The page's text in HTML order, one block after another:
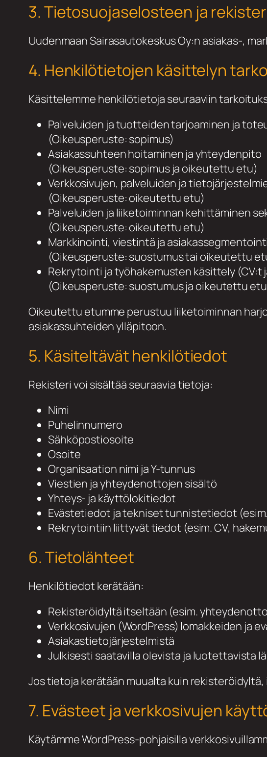
3. Tietosuojaselosteen ja
Uudenmaan Sairasautokeskus Oy:n asiakas-,
4. Henkilötietojen käsittelyn
Käsittelemme henkilötietoja seuraaviin
Palveluiden ja tuotteiden tarjoaminen ja
(Oikeusperuste: sopimus)
Asiakassuhteen hoitaminen ja yhteydenpito
(Oikeusperuste: sopimus ja oikeutettu etu)
Verkkosivujen, palveluiden ja
(Oikeusperuste: oikeutettu etu)
Palveluiden ja liiketoiminnan kehittäminen
(Oikeusperuste: oikeutettu etu)
Markkinointi, viestintä ja asiakassegmentointi
(Oikeusperuste: suostumus tai oikeutettu
Rekrytointi ja työhakemusten käsittely (CV:t
(Oikeusperuste: suostumus ja oikeutettu
Oikeutettu etumme perustuu liiketoiminnan
asiakassuhteiden ylläpitoon.
5. Käsiteltävät henkilötiedot
Rekisteri voi sisältää seuraavia tietoja:
Nimi
Puhelinnumero
Sähköpostiosoite
Osoite
Organisaation nimi ja Y-tunnus
Viestien ja yhteydenottojen sisältö
Yhteys- ja käyttölokitiedot
Evästetiedot ja tekniset tunnistetiedot
Rekrytointiin liittyvät tiedot (esim. CV,
6. Tietolähteet
Henkilötiedot kerätään:
Rekisteröidyltä itseltään (esim.
Verkkosivujen (WordPress) lomakkeiden ja
Asiakastietojärjestelmistä
Julkisesti saatavilla olevista ja luotettavista
Jos tietoja kerätään muualta kuin
7. Evästeet ja verkkosivujen
Käytämme WordPress-pohjaisilla